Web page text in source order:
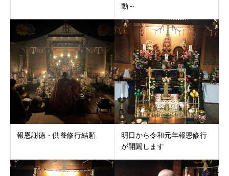
動～
報恩謝徳・供養修行結願
明日から令和元年報恩修行
が開闢します